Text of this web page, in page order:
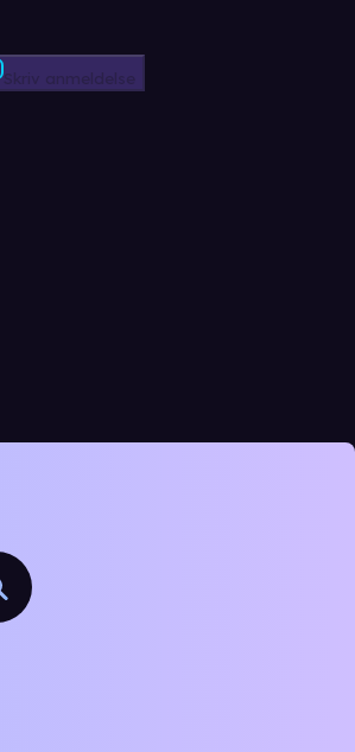
Skriv anmeldelse